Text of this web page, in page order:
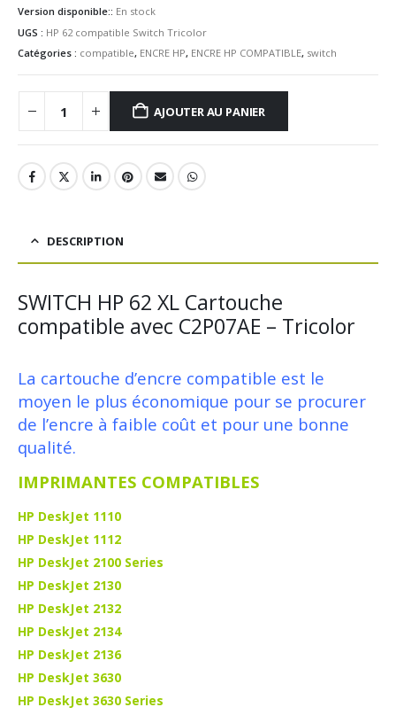
Version disponible:: En stock
UGS : HP 62 compatible Switch Tricolor
Catégories : compatible, ENCRE HP, ENCRE HP COMPATIBLE, switch
AJOUTER AU PANIER
DESCRIPTION
SWITCH HP 62 XL Cartouche
compatible avec C2P07AE – Tricolor
La cartouche d’encre compatible est le
moyen le plus économique pour se procurer
de l’encre à faible coût et pour une bonne
qualité.
IMPRIMANTES COMPATIBLES
HP DeskJet 1110
HP DeskJet 1112
HP DeskJet 2100 Series
HP DeskJet 2130
HP DeskJet 2132
HP DeskJet 2134
HP DeskJet 2136
HP DeskJet 3630
HP DeskJet 3630 Series